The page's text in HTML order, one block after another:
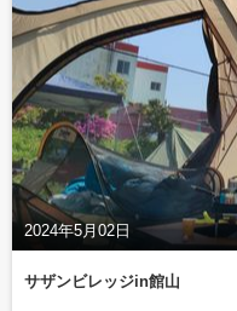
2024年5月02日
サザンビレッジin館山